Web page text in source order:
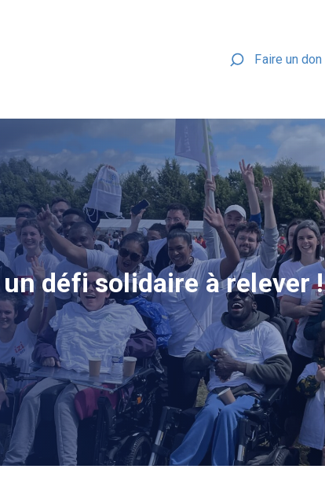
Faire un don
défi solidaire à relever !